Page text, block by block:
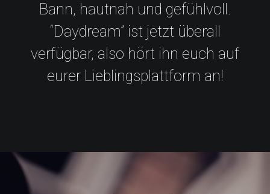
Bann, hautnah und gefühlvoll.
“Daydream” ist jetzt überall
verfügbar, also hört ihn euch auf
eurer Lieblingsplattform an!